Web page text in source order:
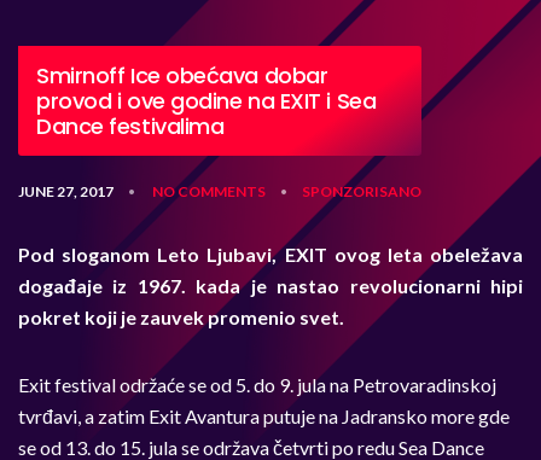
Smirnoff Ice obećava dobar
provod i ove godine na EXIT i Sea
Dance festivalima
JUNE 27, 2017 • NO COMMENTS • SPONZORISANO
Pod sloganom Leto Ljubavi, EXIT ovog leta obeležava
događaje iz 1967. kada je nastao revolucionarni hipi
pokret koji je zauvek promenio svet.
Exit festival održaće se od 5. do 9. jula na Petrovaradinskoj
tvrđavi, a zatim Exit Avantura putuje na Jadransko more gde
se od 13. do 15. jula se održava četvrti po redu Sea Dance